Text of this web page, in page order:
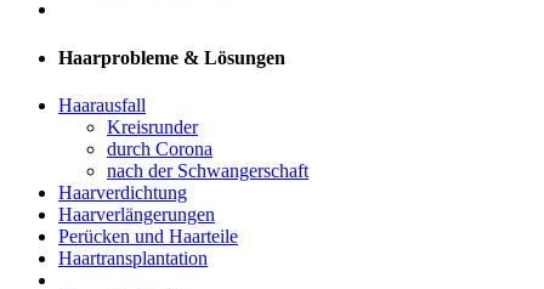
Haarprobleme & Lösungen
Haarausfall
Kreisrunder
durch Corona
nach der Schwangerschaft
Haarverdichtung
Haarverlängerungen
Perücken und Haarteile
Haartransplantation